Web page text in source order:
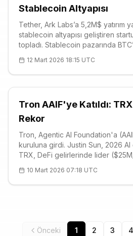
Stablecoin Altyapısı
Tether, Ark Labs’a 5,2M$ yatırım
stablecoin altyapısı geliştiren
topladı. Stablecoin pazarında
68.995$. Ekosistem genişliyor.
12 Mart 2026 18:15 UTC
Tron AAIF'ye Katıldı:
Rekor
Tron, Agentic AI Foundation'a
kuruluna girdi. Justin Sun, 2026 AI
TRX, DeFi gelirlerinde lider
10 Mart 2026 07:18 UTC
Önceki 1 2 3 4